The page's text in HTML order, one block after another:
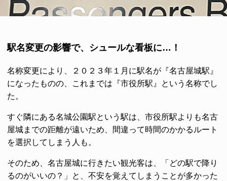
駅名変更の影響で、シュールな看板に…！
名称変更により、２０２３年１月に駅名が『名古屋城駅』
になったものの、これまでは『市役所駅』という名称でし
た。
すぐ隣にある名城公園駅という駅は、市役所駅よりも名古
屋城までの距離が遠いため、間違って時間のかかるルート
を選択してしまう人も。
そのため、名古屋城に行きたい観光客は、「どの駅で降り
るのがいいの？」と、不安を覚えてしまうことが多かった